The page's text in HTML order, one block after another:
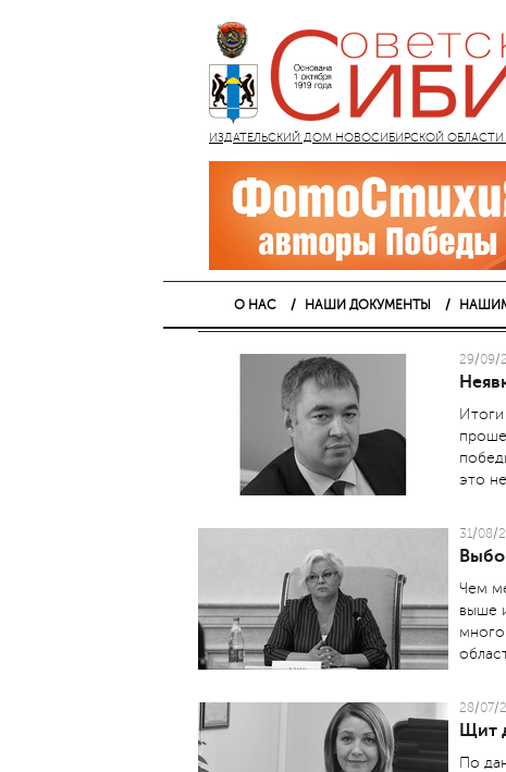
ИЗДАТЕЛЬСКИЙ ДОМ НОВОСИБИРСКОЙ ОБЛАСТИ |
О НАС НАШИ ДОКУМЕНТЫ
29/09/
это
31/08/
Чем
выше
много
28/07/
Щит
По